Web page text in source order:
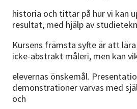
historia och tittar på hur vi kan
resultat, med hjälp av
Kursens främsta syfte är att
icke-abstrakt måleri, men kan
elevernas önskemål.
demonstrationer varvas med
och